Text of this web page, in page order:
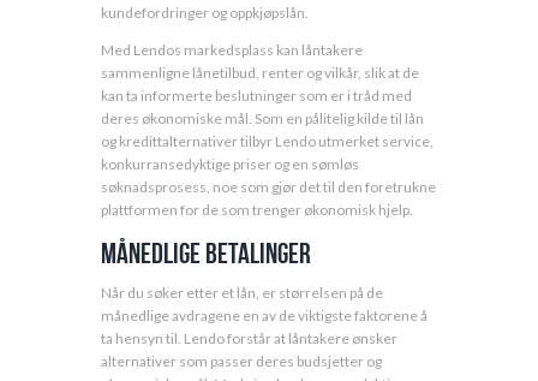
kundefordringer og oppkjøpslån.
Med Lendos markedsplass kan låntakere
sammenligne lånetilbud, renter og vilkår, slik at de
kan ta informerte beslutninger som er i tråd med
deres økonomiske mål. Som en pålitelig kilde til lån
og kredittalternativer tilbyr Lendo utmerket service,
konkurransedyktige priser og en sømløs
søknadsprosess, noe som gjør det til den foretrukne
plattformen for de som trenger økonomisk hjelp.
Månedlige betalinger
Når du søker etter et lån, er størrelsen på de
månedlige avdragene en av de viktigste faktorene å
ta hensyn til. Lendo forstår at låntakere ønsker
alternativer som passer deres budsjetter og